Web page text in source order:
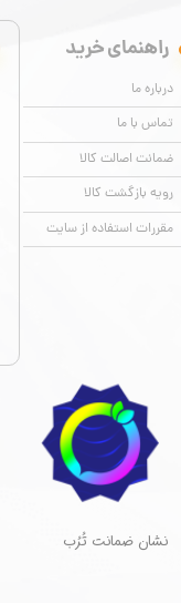
راهنمای خرید
درباره ما
تماس با ما
ضمانت اصالت کالا
رویه بازگشت کالا
مقررات استفاده از سایت
​نشان ضمانت تُرُب